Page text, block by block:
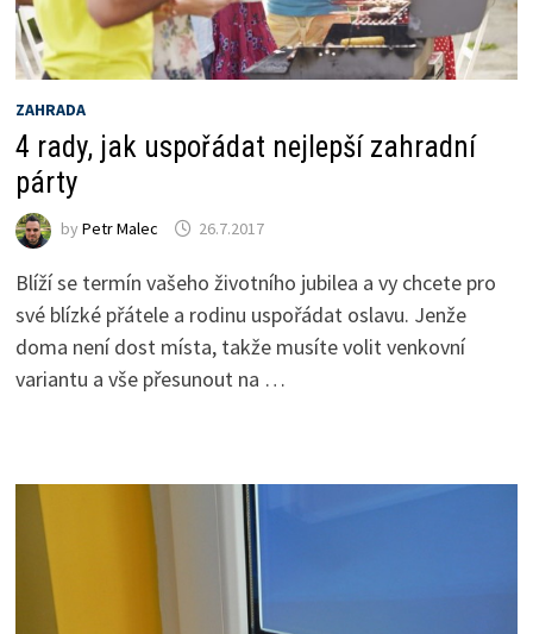
ZAHRADA
4 rady, jak uspořádat nejlepší zahradní
párty
by Petr Malec 26.7.2017
Blíží se termín vašeho životního jubilea a vy chcete pro
své blízké přátele a rodinu uspořádat oslavu. Jenže
doma není dost místa, takže musíte volit venkovní
variantu a vše přesunout na …